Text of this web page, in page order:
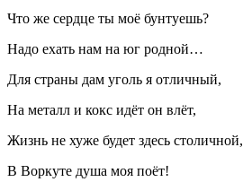
Что же сердце ты моё бунтуешь?
Надо ехать нам на юг родной…
Для страны дам уголь я отличный,
На металл и кокс идёт он влёт,
Жизнь не хуже будет здесь столичной,
В Воркуте душа моя поёт!